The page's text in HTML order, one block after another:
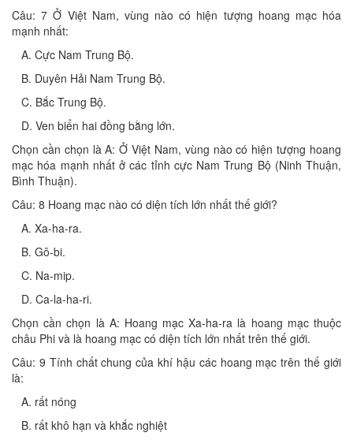
Câu: 7 Ở Việt Nam, vùng nào có hiện tượng hoang mạc hóa
mạnh nhất:
A. Cực Nam Trung Bộ.
B. Duyên Hải Nam Trung Bộ.
C. Bắc Trung Bộ.
D. Ven biển hai đồng bằng lớn.
Chọn cần chọn là A: Ở Việt Nam, vùng nào có hiện tượng hoang
mạc hóa mạnh nhất ở các tỉnh cực Nam Trung Bộ (Ninh Thuận,
Bình Thuận).
Câu: 8 Hoang mạc nào có diện tích lớn nhất thế giới?
A. Xa-ha-ra.
B. Gô-bi.
C. Na-mip.
D. Ca-la-ha-ri.
Chọn cần chọn là A: Hoang mạc Xa-ha-ra là hoang mạc thuộc
châu Phi và là hoang mạc có diện tích lớn nhất trên thế giới.
Câu: 9 Tính chất chung của khí hậu các hoang mạc trên thế giới
là:
A. rất nóng
B. rất khô hạn và khắc nghiệt